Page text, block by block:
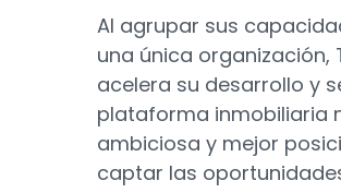
Al agrupar sus
una única organización,
acelera su desarrollo y
plataforma inmobiliaria
ambiciosa y mejor
captar las